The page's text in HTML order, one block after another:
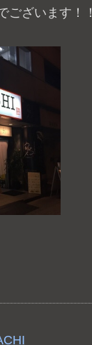
ございます！！